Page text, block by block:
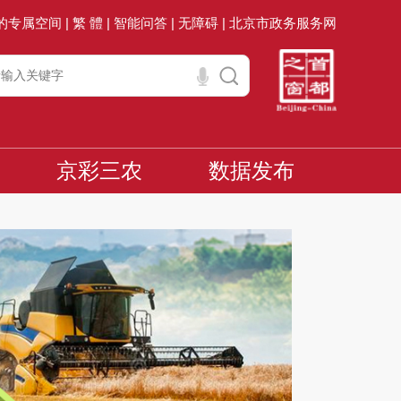
专属空间 | 繁 體 | 智能问答 | 无障碍 | 北京市政务服务网
京彩三农 数据发布